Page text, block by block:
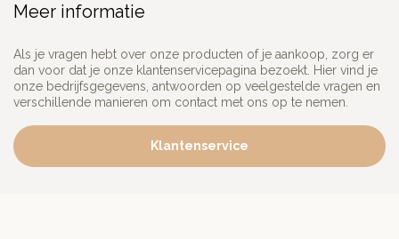
Meer informatie
Als je vragen hebt over onze producten of je aankoop, zorg er
dan voor dat je onze klantenservicepagina bezoekt. Hier vind je
onze bedrijfsgegevens, antwoorden op veelgestelde vragen en
verschillende manieren om contact met ons op te nemen.
Klantenservice